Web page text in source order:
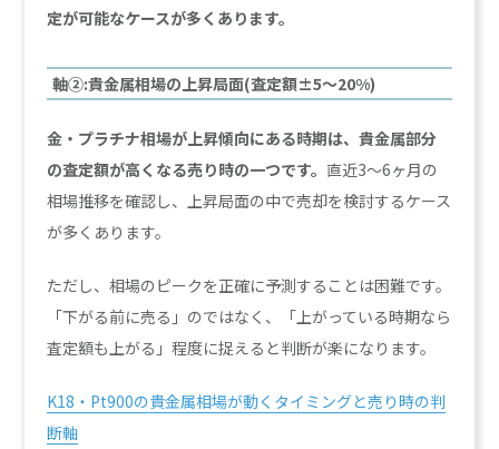
定が可能なケースが多くあります。
軸②:貴金属相場の上昇局面(査定額±5〜20%)
金・プラチナ相場が上昇傾向にある時期は、貴金属部分
の査定額が高くなる売り時の一つです。 直近3〜6ヶ月の
相場推移を確認し、上昇局面の中で売却を検討するケース
が多くあります。
ただし、相場のピークを正確に予測することは困難です。
「下がる前に売る」のではなく、「上がっている時期なら
査定額も上がる」程度に捉えると判断が楽になります。
K18・Pt900の貴金属相場が動くタイミングと売り時の判
断軸